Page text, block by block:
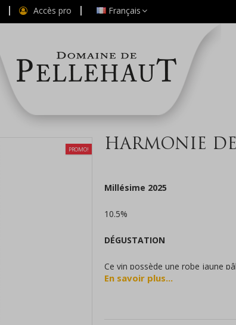
Accès pro Français
PROMO! HARMONIE
Millésime 2025
10.5%
DÉGUSTATION
Ce vin possède une robe jaune
exotiques, agrumes avec une
En savoir plus...